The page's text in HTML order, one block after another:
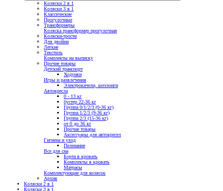
Коляски 2 в 1
Коляски 3 в 1
Классические
Прогулочные
Трансформеры
Коляска трансформер прогулочная
Коляски-трости
Для двойни
Легкие
Текстиль
Комплекты на выписку
Прочие товары
Детский транспорт
Ходунки
Игры и развлечения
Электрокачели, шезлонги
Автокресла
0 - 13 кг
бустер 22-36 кг
Группа 0/1/2/3 (0-36 кг)
Группа 1/2/3 (9-36 кг)
Группа 2/3 (15-36 кг)
от 0 до 36 кг
Прочие товары
Аксессуары для автокресел
Гигиена и уход
Пеленание
Все для сна
Борта в кровать
Комплекты в кровать
Матрасы
Комплектующие для колясок
Архив
Коляски 2 в 1
Коляски 3 в 1